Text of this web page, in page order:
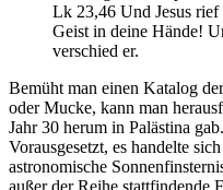
Lk 23,46 Und Jesus rief
Geist in deine Hände!
verschied er.
Bemüht man einen Katalog
oder Mucke, kann man
Jahr 30 herum in Palästina gab.
Vorausgesetzt, es handelte
astronomische
außer der Reihe stattfindende